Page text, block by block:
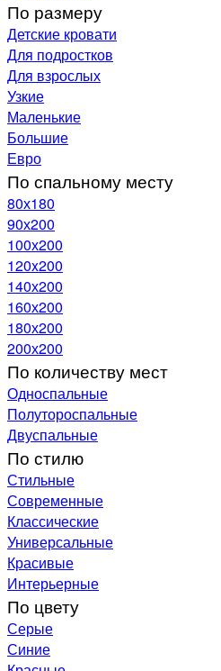
По размеру
Детские кровати
Для подростков
Для взрослых
Узкие
Маленькие
Большие
Евро
По спальному месту
80х180
90х200
100х200
120x200
140х200
160х200
180х200
200х200
По количеству мест
Односпальные
Полутороспальные
Двуспальные
По стилю
Стильные
Современные
Классические
Универсальные
Красивые
Интерьерные
По цвету
Серые
Синие